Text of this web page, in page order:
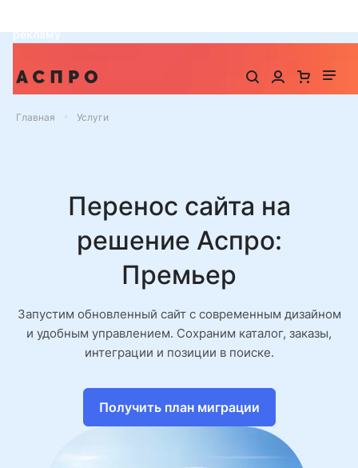
рекламу
Главная Услуги
Перенос сайта на
решение Аспро:
Премьер
Запустим обновленный сайт с современным дизайном
и удобным управлением. Сохраним каталог, заказы,
интеграции и позиции в поиске.
Получить план миграции